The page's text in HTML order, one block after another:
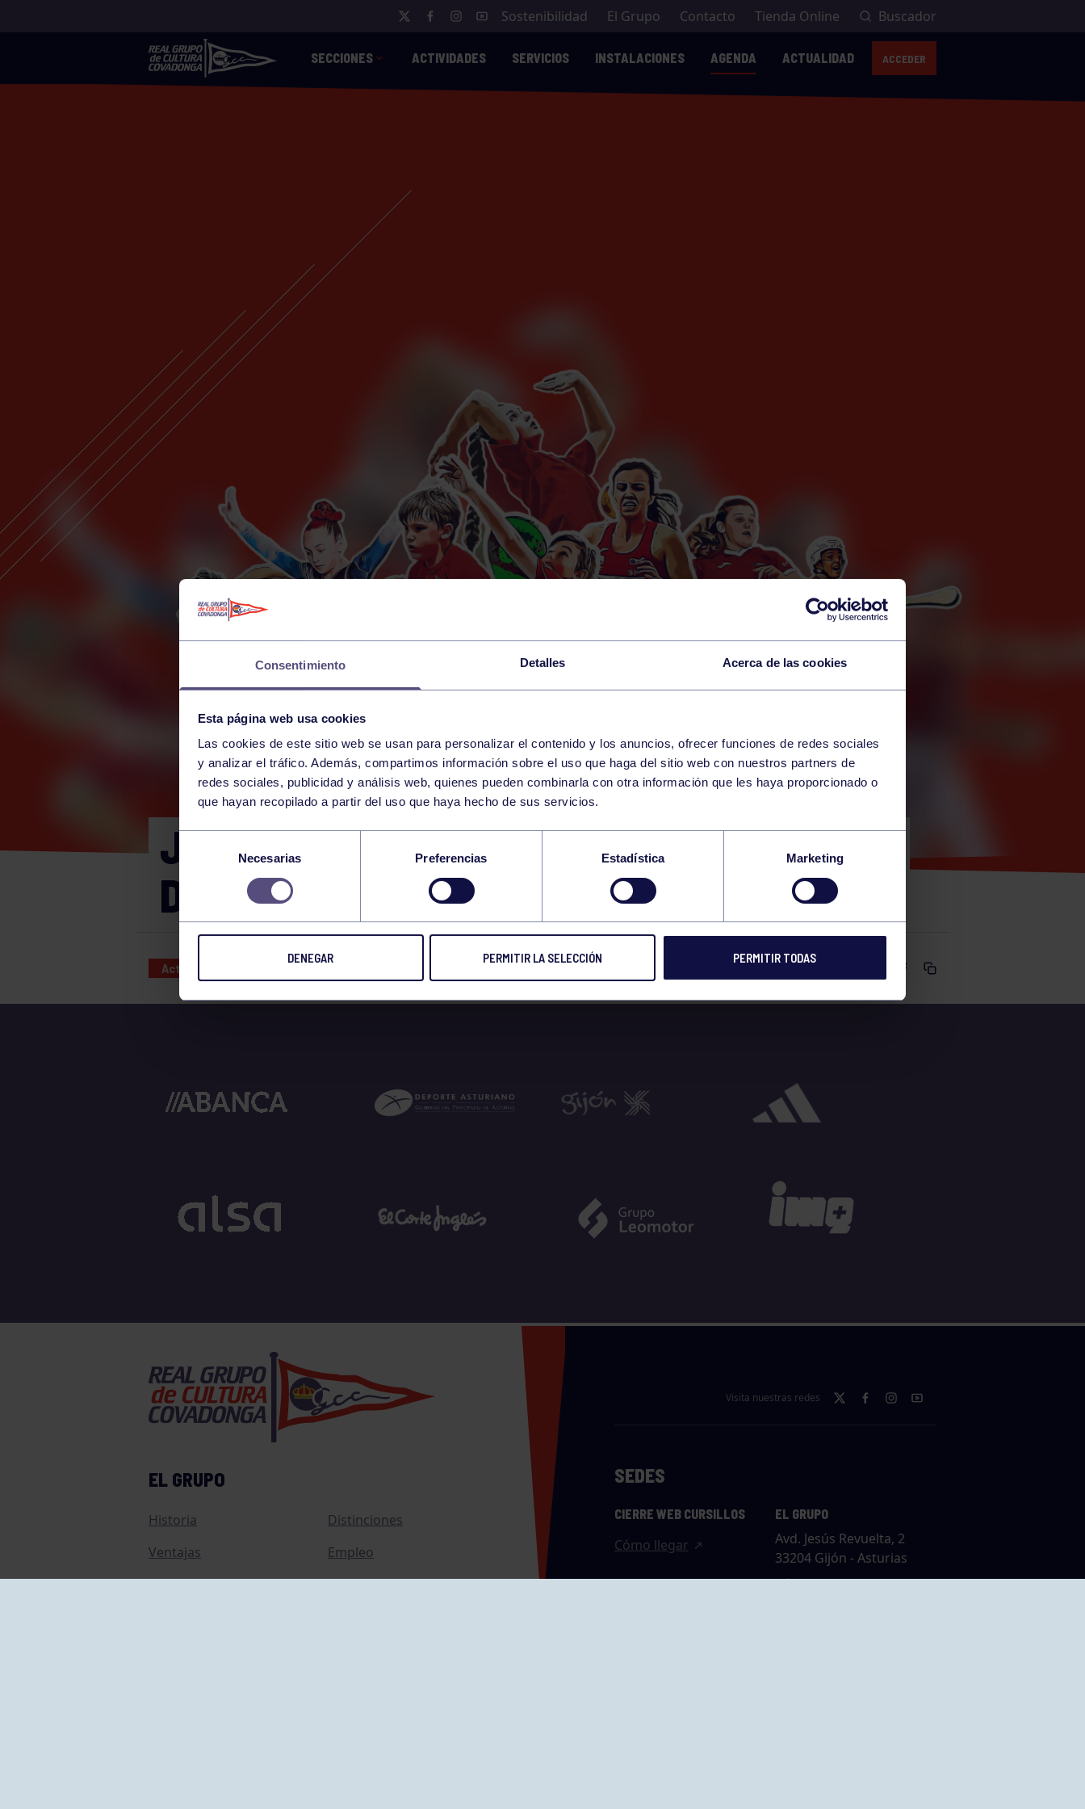
Consentimiento Detalles Acerca de las cookies
Esta página web usa cookies
Las cookies de este sitio web se usan para personalizar el contenido y los anuncios, ofrecer funciones de redes sociales
y analizar el tráfico. Además, compartimos información sobre el uso que haga del sitio web con nuestros partners de
redes sociales, publicidad y análisis web, quienes pueden combinarla con otra información que les haya proporcionado o
que hayan recopilado a partir del uso que haya hecho de sus servicios.
de
consentimiento
Necesarias Preferencias Estadística Marketing
DENEGAR PERMITIR LA SELECCIÓN PERMITIR TODAS
Sostenibilidad El Grupo Contacto Tienda Online Buscador
SECCIONES ACTIVIDADES SERVICIOS INSTALACIONES AGENDA ACTUALIDAD ACCEDER
10 SUNDAY
SEPTEMBER
JUEGOS EN LA TORRIENTE PARA PEQUES
DOMINGO 10 DE 11:00H A 14:00H
Actividades deportivas 10 SEP 2023
EL GRUPO
Historia
Distinciones
Ventajas
Empleo
Junta directiva
Publicaciones
Visita nuestras redes
SEDES
CIERRE WEB CURSILLOS
Cómo llegar
EL GRUPO
Avd. Jesús Revuelta, 2
33204 Gijón - Asturias
Cómo llegar